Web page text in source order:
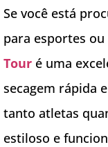
Se você está
para esportes
Tour é uma
secagem rápida
tanto atletas
estiloso e